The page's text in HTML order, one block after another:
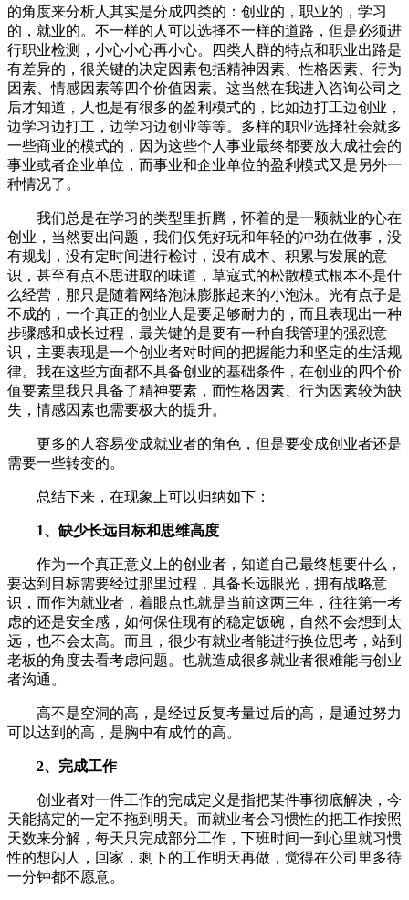
的角度来分析人其实是分成四类的：创业的，职业的，学习
的，就业的。不一样的人可以选择不一样的道路，但是必须进
行职业检测，小心小心再小心。四类人群的特点和职业出路是
有差异的，很关键的决定因素包括精神因素、性格因素、行为
因素、情感因素等四个价值因素。这当然在我进入咨询公司之
后才知道，人也是有很多的盈利模式的，比如边打工边创业，
边学习边打工，边学习边创业等等。多样的职业选择社会就多
一些商业的模式的，因为这些个人事业最终都要放大成社会的
事业或者企业单位，而事业和企业单位的盈利模式又是另外一
种情况了。
我们总是在学习的类型里折腾，怀着的是一颗就业的心在
创业，当然要出问题，我们仅凭好玩和年轻的冲劲在做事，没
有规划，没有定时间进行检讨，没有成本、积累与发展的意
识，甚至有点不思进取的味道，草寇式的松散模式根本不是什
么经营，那只是随着网络泡沫膨胀起来的小泡沫。光有点子是
不成的，一个真正的创业人是要足够耐力的，而且表现出一种
步骤感和成长过程，最关键的是要有一种自我管理的强烈意
识，主要表现是一个创业者对时间的把握能力和坚定的生活规
律。我在这些方面都不具备创业的基础条件，在创业的四个价
值要素里我只具备了精神要素，而性格因素、行为因素较为缺
失，情感因素也需要极大的提升。
更多的人容易变成就业者的角色，但是要变成创业者还是
需要一些转变的。
总结下来，在现象上可以归纳如下：
1、缺少长远目标和思维高度
作为一个真正意义上的创业者，知道自己最终想要什么，
要达到目标需要经过那里过程，具备长远眼光，拥有战略意
识，而作为就业者，着眼点也就是当前这两三年，往往第一考
虑的还是安全感，如何保住现有的稳定饭碗，自然不会想到太
远，也不会太高。而且，很少有就业者能进行换位思考，站到
老板的角度去看考虑问题。也就造成很多就业者很难能与创业
者沟通。
高不是空洞的高，是经过反复考量过后的高，是通过努力
可以达到的高，是胸中有成竹的高。
2、完成工作
创业者对一件工作的完成定义是指把某件事彻底解决，今
天能搞定的一定不拖到明天。而就业者会习惯性的把工作按照
天数来分解，每天只完成部分工作，下班时间一到心里就习惯
性的想闪人，回家，剩下的工作明天再做，觉得在公司里多待
一分钟都不愿意。